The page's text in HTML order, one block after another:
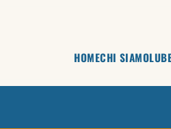
HOMECHI SIAMO